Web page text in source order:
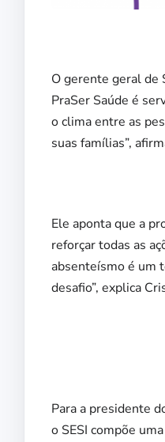
O gerente geral de
PraSer Saúde é
o clima entre as
suas famílias”,
Ele aponta que a
reforçar todas as
absenteísmo é um
desafio”, explica
Para a presidente
o SESI compõe